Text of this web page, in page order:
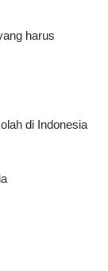
harus
di Indonesia